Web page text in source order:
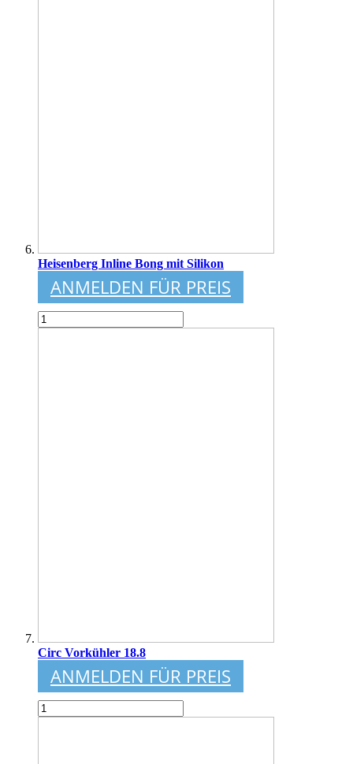
Heisenberg Inline Bong mit Silikon
ANMELDEN FÜR PREIS
Circ Vorkühler 18.8
ANMELDEN FÜR PREIS